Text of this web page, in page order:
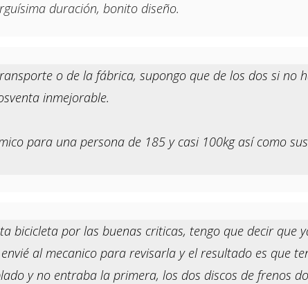
duración, bonito diseño.
o de la fábrica, supongo que de los dos si no
inmejorable.
para una persona de 185 y casi 100kg así como
bicicleta por las buenas criticas, tengo que decir que
al mecanico para revisarla y el resultado es que
y no entraba la primera, los dos discos de frenos